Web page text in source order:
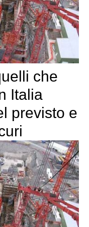
che
Italia
previsto e